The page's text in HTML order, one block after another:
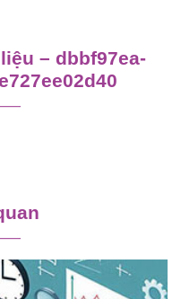
– dbbf97ea-